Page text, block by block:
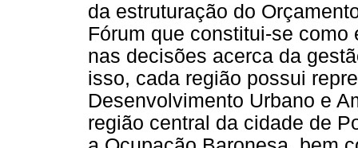
da estruturação do
Fórum que constitui-se
nas decisões acerca da
isso, cada região possui
Desenvolvimento Urbano e
região central da cidade de